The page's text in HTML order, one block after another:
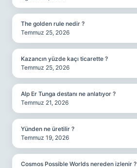
The golden rule nedir ?
Temmuz 25, 2026
Kazancın yüzde kaçı ticarette ?
Temmuz 25, 2026
Alp Er Tunga destanı ne anlatıyor ?
Temmuz 21, 2026
Yünden ne üretilir ?
Temmuz 19, 2026
Cosmos Possible Worlds nereden izlenir ?